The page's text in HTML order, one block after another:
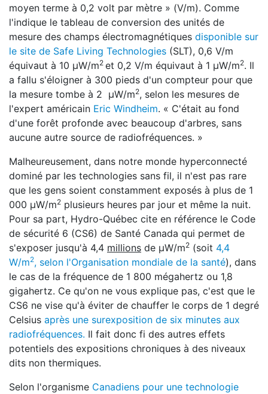
moyen terme à 0,2 volt par mètre » (V/m). Comme
l'indique le tableau de conversion des unités de
mesure des champs électromagnétiques disponible sur
le site de Safe Living Technologies (SLT), 0,6 V/m
équivaut à 10 μW/m2 et 0,2 V/m équivaut à 1 μW/m2. Il
a fallu s'éloigner à 300 pieds d'un compteur pour que
la mesure tombe à 2 μW/m2, selon les mesures de
l'expert américain Eric Windheim. « C'était au fond
d'une forêt profonde avec beaucoup d'arbres, sans
aucune autre source de radiofréquences. »
Malheureusement, dans notre monde hyperconnecté
dominé par les technologies sans fil, il n'est pas rare
que les gens soient constamment exposés à plus de 1
000 μW/m2 plusieurs heures par jour et même la nuit.
Pour sa part, Hydro-Québec cite en référence le Code
de sécurité 6 (CS6) de Santé Canada qui permet de
s'exposer jusqu'à 4,4 millions de μW/m2 (soit 4,4
W/m2, selon l'Organisation mondiale de la santé), dans
le cas de la fréquence de 1 800 mégahertz ou 1,8
gigahertz. Ce qu'on ne vous explique pas, c'est que le
CS6 ne vise qu'à éviter de chauffer le corps de 1 degré
Celsius après une surexposition de six minutes aux
radiofréquences. Il fait donc fi des autres effets
potentiels des expositions chroniques à des niveaux
dits non thermiques.
Selon l'organisme Canadiens pour une technologie